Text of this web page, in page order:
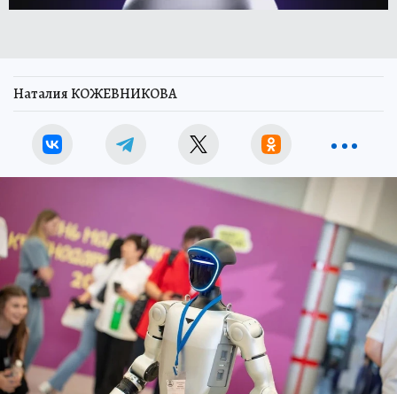
Наталия КОЖЕВНИКОВА